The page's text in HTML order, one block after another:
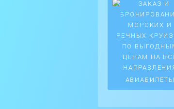
АВИАБИЛЕТЫ